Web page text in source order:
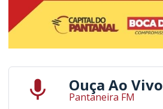
Ouça Ao Vivo
Pantaneira FM